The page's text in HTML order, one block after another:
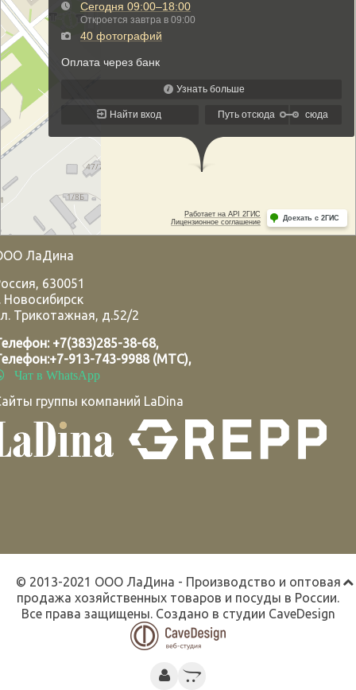
ЛаДина
, 630051
Новосибирск
Трикотажная, д.52/2
+7(383)285-38-68,
+7-913-743-9988 (МТС),
Чат в WhatsApp
группы компаний LaDina
© 2013-2021 ООО ЛаДина - Производство и оптовая
продажа хозяйственных товаров и посуды в России.
Все права защищены. Создано в студии CaveDesign